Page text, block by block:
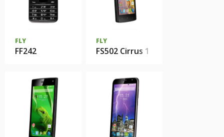
FLY
FF242
FLY
FS502 Cirrus 1